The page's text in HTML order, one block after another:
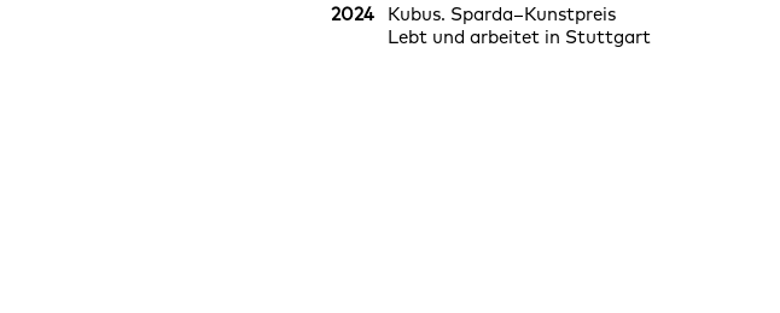
2024
Kubus. Sparda–Kunstpreis
Lebt und arbeitet in Stuttgart